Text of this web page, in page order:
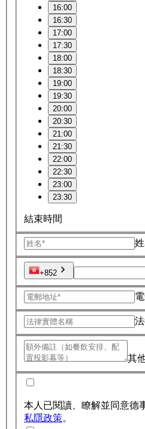
16:00
16:30
17:00
17:30
18:00
18:30
19:00
19:30
20:00
20:30
21:00
21:30
22:00
22:30
23:00
23:30
結束時間
+852
其
本人已閱讀、瞭解並同意德
私隱政策。